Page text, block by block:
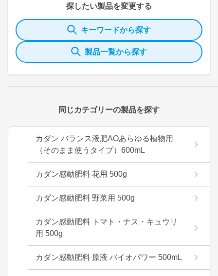
探したい製品を変更する
キーワードから探す
製品一覧から探す
同じカテゴリーの製品を探す
カダン バランス液肥AOあらゆる植物用
（そのまま使うタイプ）600mL
カダン感動肥料 花用 500g
カダン感動肥料 野菜用 500g
カダン感動肥料 トマト・ナス・キュウリ
用 500g
カダン感動肥料 原液 バイオパワー 500mL